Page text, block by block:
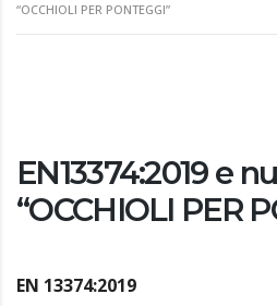
“OCCHIOLI PER PONTEGGI”
EN13374:2019 e
“OCCHIOLI PER
EN 13374:2019